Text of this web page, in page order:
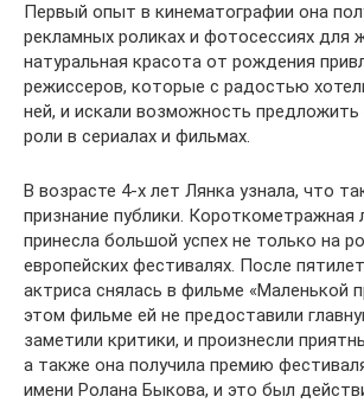
Первый опыт в кинематографии она
рекламных роликах и фотосессиях для
натуральная красота от рождения
режиссеров, которые с радостью
ней, и искали возможность предложить
роли в сериалах и фильмах.
В возрасте 4-х лет Лянка узнала, что
признание публики. Короткометражная
принесла большой успех не только на
европейских фестивалях. После
актриса снялась в фильме «Маленькой
этом фильме ей не предоставили
заметили критики, и произнесли
а также она получила премию
имени Ролана Быкова, и это был